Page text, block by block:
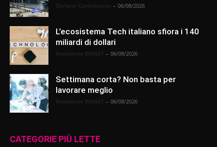
- 06/08/2026
L’ecosistema Tech italiano sfiora i 140
miliardi di dollari
- 06/08/2026
Settimana corta? Non basta per
lavorare meglio
- 06/08/2026
CATEGORIE PIÙ LETTE